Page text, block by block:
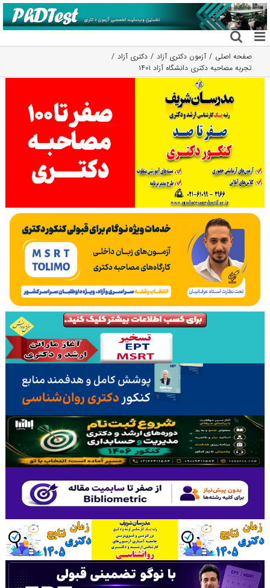
رفتن
به
محتوا
صفحه اصلی آزمون دکتری آزاد
دکتری آزاد
تجربه مصاحبه دکتری دانشگاه آزاد ۱۴۰۱